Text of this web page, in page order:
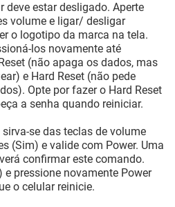
deve estar desligado. Aperte
volume e ligar/ desligar
o logotipo da marca na tela.
los novamente até
(não apaga os dados, mas
e Hard Reset (não pede
Opte por fazer o Hard Reset
a senha quando reiniciar.
se das teclas de volume
(Sim) e valide com Power. Uma
confirmar este comando.
e pressione novamente Power
o celular reinicie.